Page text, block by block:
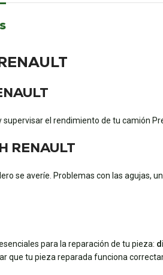
el rendimiento de tu camión
RENAULT
se averíe. Problemas con las
para la reparación de tu pieza:
que tu pieza reparada funciona